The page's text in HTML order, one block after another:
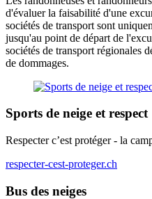
d'évaluer la faisabilité d'une
sociétés de transport sont
jusqu'au point de départ de
sociétés de transport régionales
de dommages.
Sports de neige et respect
Respecter c’est protéger - la
respecter-cest-proteger.ch
Bus des neiges